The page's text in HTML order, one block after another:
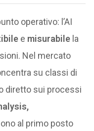
operativo: l’AI
e misurabile la
Nel mercato
su classi di
diretto sui processi
al primo posto